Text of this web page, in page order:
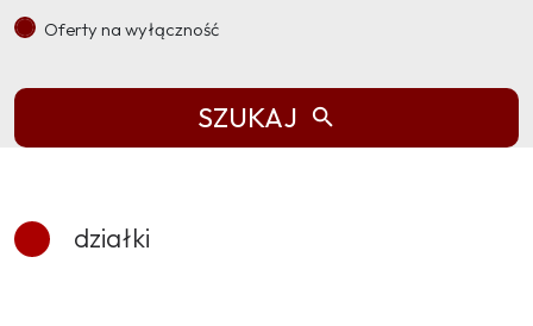
Oferty na wyłączność
SZUKAJ
działki